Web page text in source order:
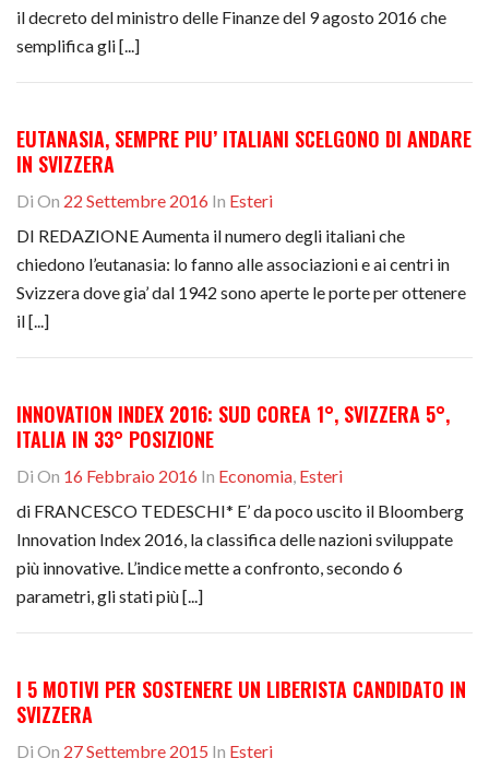
il decreto del ministro delle Finanze del 9 agosto 2016 che
semplifica gli [...]
EUTANASIA, SEMPRE PIU’ ITALIANI SCELGONO DI ANDARE
IN SVIZZERA
Di On 22 Settembre 2016 In Esteri
DI REDAZIONE Aumenta il numero degli italiani che
chiedono l’eutanasia: lo fanno alle associazioni e ai centri in
Svizzera dove gia’ dal 1942 sono aperte le porte per ottenere
il [...]
INNOVATION INDEX 2016: SUD COREA 1°, SVIZZERA 5°,
ITALIA IN 33° POSIZIONE
Di On 16 Febbraio 2016 In Economia, Esteri
di FRANCESCO TEDESCHI* E’ da poco uscito il Bloomberg
Innovation Index 2016, la classifica delle nazioni sviluppate
più innovative. L’indice mette a confronto, secondo 6
parametri, gli stati più [...]
I 5 MOTIVI PER SOSTENERE UN LIBERISTA CANDIDATO IN
SVIZZERA
Di On 27 Settembre 2015 In Esteri